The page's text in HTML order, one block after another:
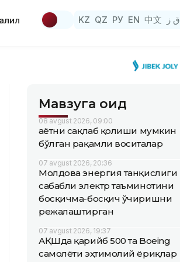
KZ QZ РУ EN 中文 ق ز
Мавзуга оид
08 avgust 2026, 09:00
Ҳаётни сақлаб қолиши мумкин
бўлган рақамли воситалар
07 avgust 2026, 20:36
Молдова энергия танқислиги
сабабли электр таъминотини
босқичма-босқич ўчиришни
режалаштирган
07 avgust 2026, 19:37
АҚШда қарийб 500 та Boeing
самолёти эҳтимолий ёриқлар